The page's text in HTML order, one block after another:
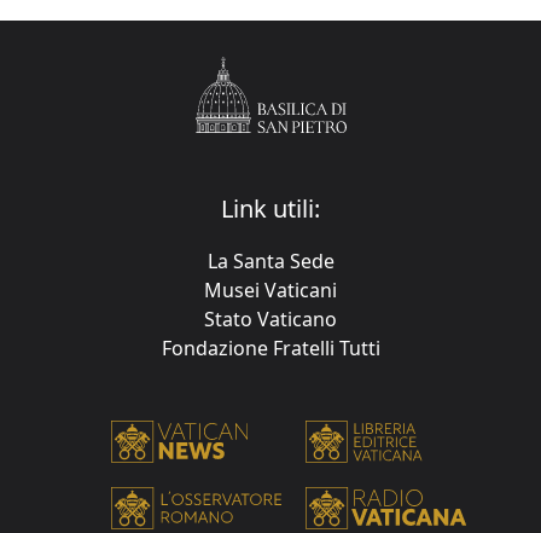
Link utili:
La Santa Sede
Musei Vaticani
Stato Vaticano
Fondazione Fratelli Tutti